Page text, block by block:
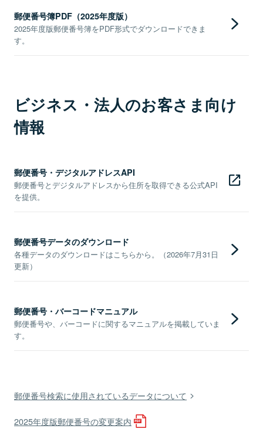
郵便番号簿PDF（2025年度版）
2025年度版郵便番号簿をPDF形式でダウンロードできま
す。
ビジネス・法人のお客さま向け
情報
郵便番号・デジタルアドレスAPI
郵便番号とデジタルアドレスから住所を取得できる公式API
を提供。
郵便番号データのダウンロード
各種データのダウンロードはこちらから。（2026年7月31日
更新）
郵便番号・バーコードマニュアル
郵便番号や、バーコードに関するマニュアルを掲載していま
す。
郵便番号検索に使用されているデータについて
2025年度版郵便番号の変更案内